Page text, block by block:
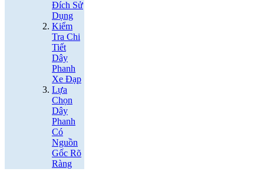
Đích Sử
Dụng
Kiểm
Tra Chi
Tiết
Dây
Phanh
Xe Đạp
Lựa
Chọn
Dây
Phanh
Có
Nguồn
Gốc Rõ
Ràng